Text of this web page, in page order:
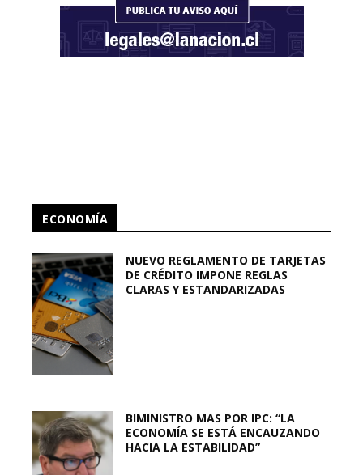
ECONOMÍA
NUEVO REGLAMENTO DE TARJETAS
DE CRÉDITO IMPONE REGLAS
CLARAS Y ESTANDARIZADAS
BIMINISTRO MAS POR IPC: “LA
ECONOMÍA SE ESTÁ ENCAUZANDO
HACIA LA ESTABILIDAD”